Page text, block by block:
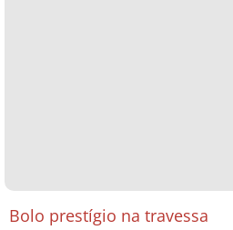
Bolo prestígio na travessa